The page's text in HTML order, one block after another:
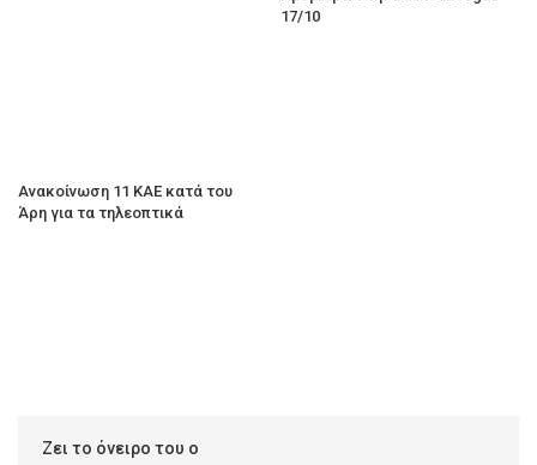
17/10
Ανακοίνωση 11 ΚΑΕ κατά του
Άρη για τα τηλεοπτικά
Ζει το όνειρο του ο